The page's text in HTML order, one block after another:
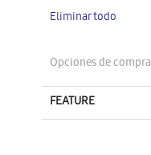
Eliminar todo
Opciones de compra
FEATURE